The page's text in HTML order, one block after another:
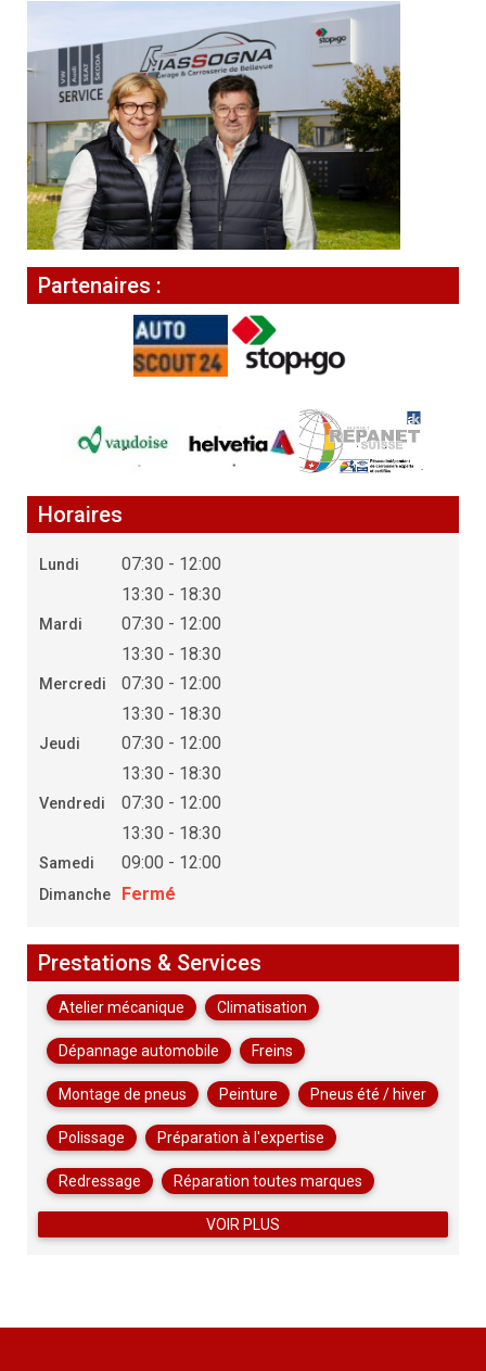
Partenaires :
Horaires
Lundi
07:30 - 12:00
13:30 - 18:30
Mardi
07:30 - 12:00
13:30 - 18:30
Mercredi
07:30 - 12:00
13:30 - 18:30
Jeudi
07:30 - 12:00
13:30 - 18:30
Vendredi
07:30 - 12:00
13:30 - 18:30
Samedi 09:00 - 12:00
Dimanche Fermé
Prestations & Services
Atelier mécanique Climatisation
Dépannage automobile Freins
Montage de pneus Peinture Pneus été / hiver
Polissage Préparation à l'expertise
Redressage Réparation toutes marques
VOIR PLUS